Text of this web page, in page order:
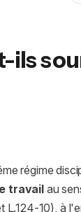
ils
régime
travailau
L.124-10), à